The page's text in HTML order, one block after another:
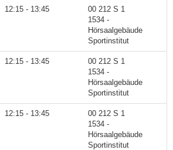
12:15 - 13:45
00 212 S 1
1534 -
Hörsaalgebäude
Sportinstitut
12:15 - 13:45
00 212 S 1
1534 -
Hörsaalgebäude
Sportinstitut
12:15 - 13:45
00 212 S 1
1534 -
Hörsaalgebäude
Sportinstitut